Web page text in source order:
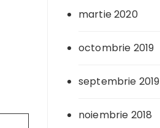
martie 2020
octombrie 2019
septembrie 2019
noiembrie 2018